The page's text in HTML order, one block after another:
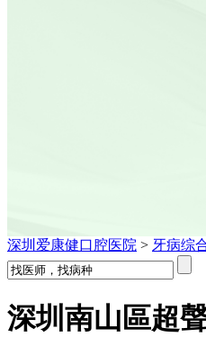
深圳爱康健口腔医院 > 牙病综
深圳南山區超